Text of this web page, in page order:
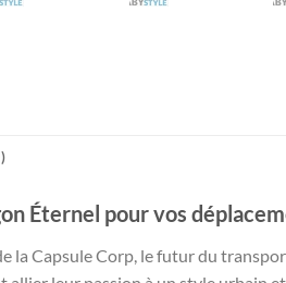
Éternel pour vos
la Capsule Corp, le futur du